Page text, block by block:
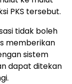
PKS tersebut.
tidak boleh
memberikan
sistem
dapat ditekan